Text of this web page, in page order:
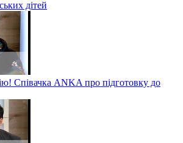
дітей
Співачка ANKA про підготовку до